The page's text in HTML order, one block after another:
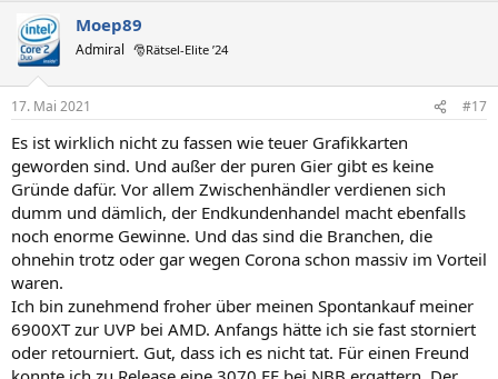
k
t
i
e
:
Moep89
Admiral 🎅Rätsel-Elite ’24
17. Mai 2021 #17
Es ist wirklich nicht zu fassen wie teuer Grafikkarten
geworden sind. Und außer der puren Gier gibt es keine
Gründe dafür. Vor allem Zwischenhändler verdienen sich
dumm und dämlich, der Endkundenhandel macht ebenfalls
noch enorme Gewinne. Und das sind die Branchen, die
ohnehin trotz oder gar wegen Corona schon massiv im Vorteil
waren.
Ich bin zunehmend froher über meinen Spontankauf meiner
6900XT zur UVP bei AMD. Anfangs hätte ich sie fast storniert
oder retourniert. Gut, dass ich es nicht tat. Für einen Freund